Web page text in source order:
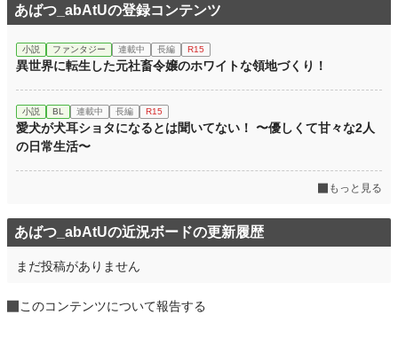
更新日時 2024.10.13 22:34
初回公開日時 2024.10.01 14:22
月間ポイント 49 pt (80,865 位)
年間ポイント 973 pt (85,189 位)
累計ポイント 7,548 pt (108,465 位)
あばつ_abAtUの登録コンテンツ
小説 ファンタジー 連載中 長編 R15
異世界に転生した元社畜令嬢のホワイトな領地づくり！
小説 BL 連載中 長編 R15
愛犬が犬耳ショタになるとは聞いてない！ 〜優しくて甘々な2人
の日常生活〜
もっと見る
あばつ_abAtUの近況ボードの更新履歴
まだ投稿がありません
このコンテンツについて報告する